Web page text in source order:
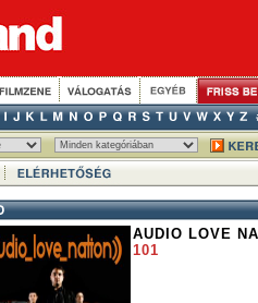
AUDIO LOVE
101